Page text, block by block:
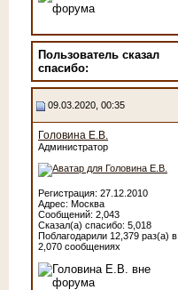
Пользователь сказал
cпасибо:
09.03.2020, 00:35
Головина Е.В.
Администратор
Регистрация: 27.12.2010
Адрес: Москва
Сообщений: 2,043
Сказал(а) спасибо: 5,018
Поблагодарили 12,379 раз(а) в
2,070 сообщениях